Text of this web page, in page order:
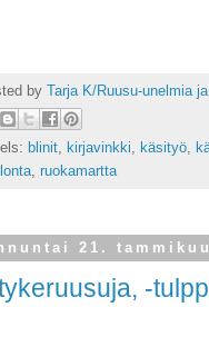
by Tarja K/Ruusu-unelmia
blinit, kirjavinkki, käsityö,
, ruokamartta
21.
-